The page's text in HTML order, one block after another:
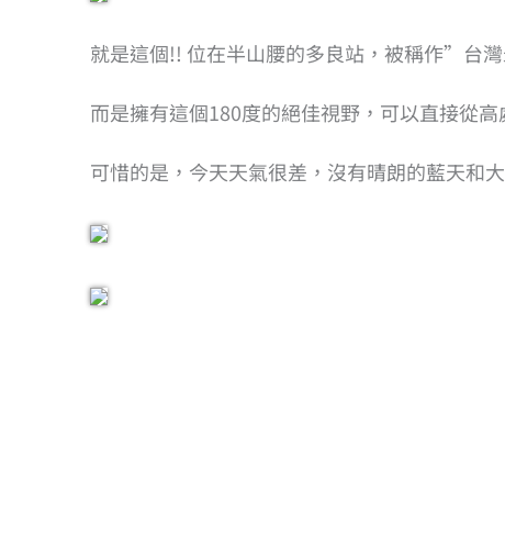
就是這個!! 位在半山腰的多良站，被稱作”台
而是擁有這個180度的絕佳視野，可以直接從
可惜的是，今天天氣很差，沒有晴朗的藍天和